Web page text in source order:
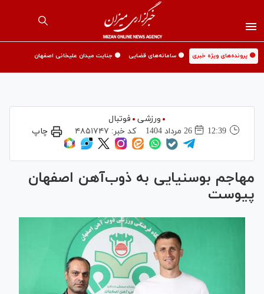
🟡 پرونده‌های ویژه خبری 🟡 سامانه‌های قضایی 🟡 جنایت میدان علیخانی اصفهان
ورزشی
فوتبال
12:39
26 مرداد 1404 کد خبر: ۴۸۵۱۷۴۷ چاپ
مهاجم بوسنیایی به ذوب‌آهن اصفهان
پیوست